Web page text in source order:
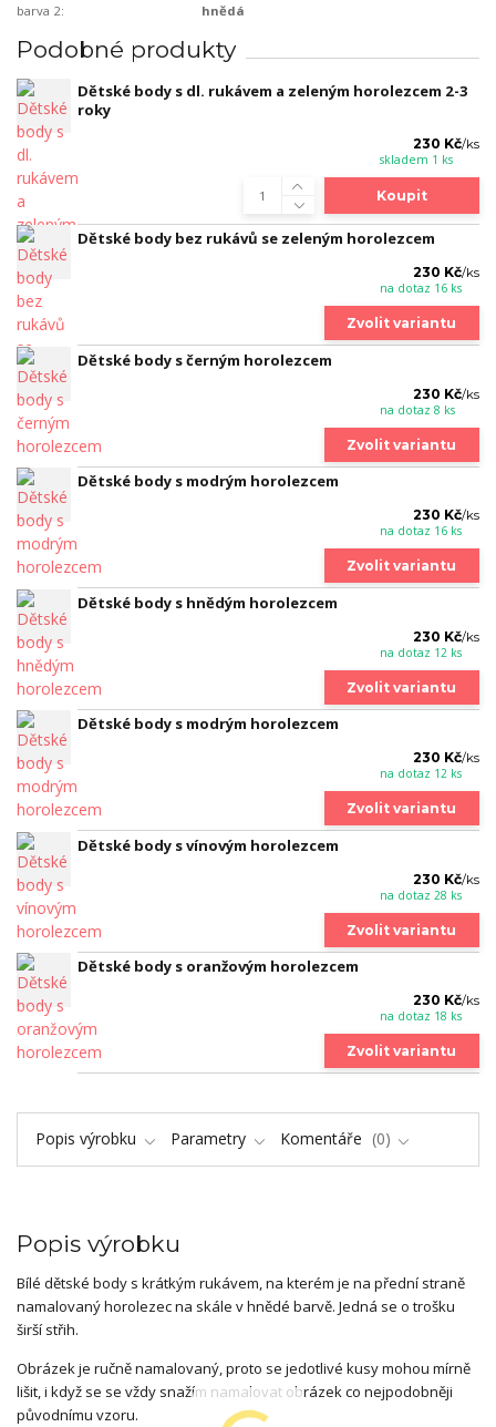
barva 2:
hnědá
Podobné produkty
Dětské body s dl. rukávem a zeleným horolezcem 2-3
roky
230 Kč/ks
skladem 1 ks
Koupit
Dětské body bez rukávů se zeleným horolezcem
230 Kč/ks
na dotaz 16 ks
Zvolit variantu
Dětské body s černým horolezcem
230 Kč/ks
na dotaz 8 ks
Zvolit variantu
Dětské body s modrým horolezcem
230 Kč/ks
na dotaz 16 ks
Zvolit variantu
Dětské body s hnědým horolezcem
230 Kč/ks
na dotaz 12 ks
Zvolit variantu
Dětské body s modrým horolezcem
230 Kč/ks
na dotaz 12 ks
Zvolit variantu
Dětské body s vínovým horolezcem
230 Kč/ks
na dotaz 28 ks
Zvolit variantu
Dětské body s oranžovým horolezcem
230 Kč/ks
na dotaz 18 ks
Zvolit variantu
Popis výrobku Parametry Komentáře 0
Popis výrobku
Bílé dětské body s krátkým rukávem, na kterém je na přední straně
namalovaný horolezec na skále v hnědé barvě. Jedná se o trošku
širší střih.
Obrázek je ručně namalovaný, proto se jedotlivé kusy mohou mírně
lišit, i když se se vždy snažím namalovat obrázek co nejpodobněji
původnímu vzoru.